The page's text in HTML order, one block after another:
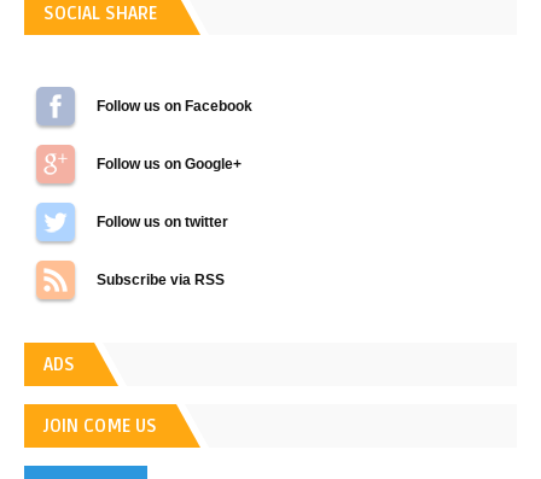
SOCIAL SHARE
Follow us on Facebook
Follow us on Google+
Follow us on Twitter
Subscribe via RSS
ADS
JOIN COME US